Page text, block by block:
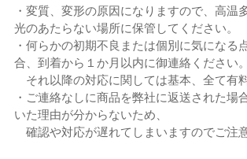
・変質、変形の原因になりますので、高温
光のあたらない場所に保管してください。
・何らかの初期不良または個別に気になる
合、到着から１か月以内に御連絡ください。
それ以降の対応に関しては基本、全て有
・ご連絡なしに商品を弊社に返送された場
いた理由が分からないため、
確認や対応が遅れてしまいますのでご注